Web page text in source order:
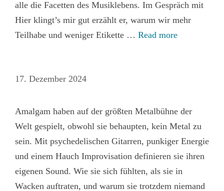
alle die Facetten des Musiklebens. Im Gespräch mit
Hier klingt’s mir gut erzählt er, warum wir mehr
Teilhabe und weniger Etikette … Read more
17. Dezember 2024
Amalgam haben auf der größten Metalbühne der
Welt gespielt, obwohl sie behaupten, kein Metal zu
sein. Mit psychedelischen Gitarren, punkiger Energie
und einem Hauch Improvisation definieren sie ihren
eigenen Sound. Wie sie sich fühlten, als sie in
Wacken auftraten, und warum sie trotzdem niemand